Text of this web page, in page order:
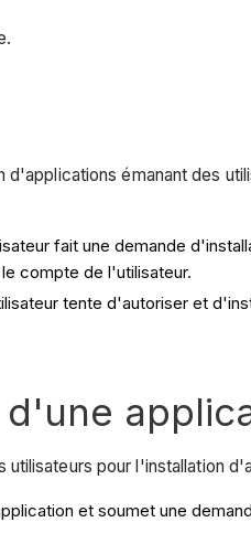
émanant des
fait une demande
compte de l'utilisateur.
tente d'autoriser et
pour l'installation
et soumet une